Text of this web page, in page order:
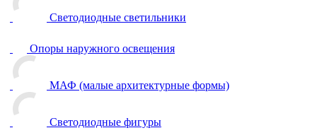
Светодиодные светильники
Опоры наружного освещения
МАФ (малые архитектурные формы)
Светодиодные фигуры